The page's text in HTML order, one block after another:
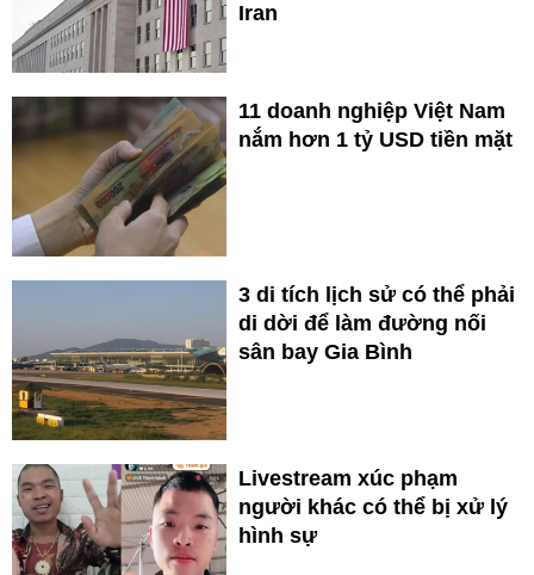
Iran
11 doanh nghiệp Việt Nam
nắm hơn 1 tỷ USD tiền mặt
3 di tích lịch sử có thể phải
di dời để làm đường nối
sân bay Gia Bình
Livestream xúc phạm
người khác có thể bị xử lý
hình sự